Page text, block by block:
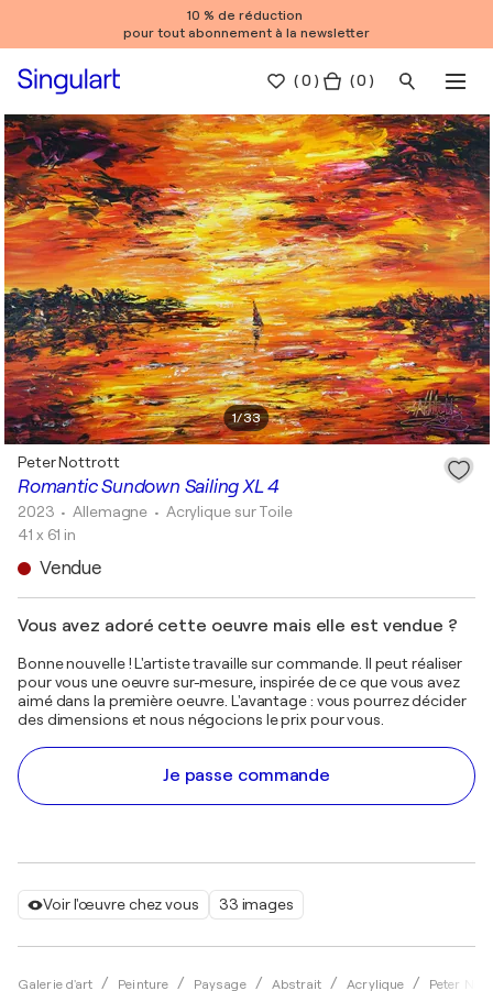
10 % de réduction
pour tout abonnement à la newsletter
(0 ) ( 0 )
1/33
Voir l'œuvre chez vous 33 images
Galerie d'art Peinture Paysage Abstrait Acrylique Peter
Romantic Sundown Sailing XL 4
Peter Nottrott
2023 • Allemagne • Acrylique sur Toile
41 x 61 in
Vendue
Vous avez adoré cette oeuvre mais elle est vendue ?
Bonne nouvelle ! L'artiste travaille sur commande. Il peut réaliser
pour vous une oeuvre sur-mesure, inspirée de ce que vous avez
aimé dans la première oeuvre. L'avantage : vous pourrez décider
des dimensions et nous négocions le prix pour vous.
Je passe commande